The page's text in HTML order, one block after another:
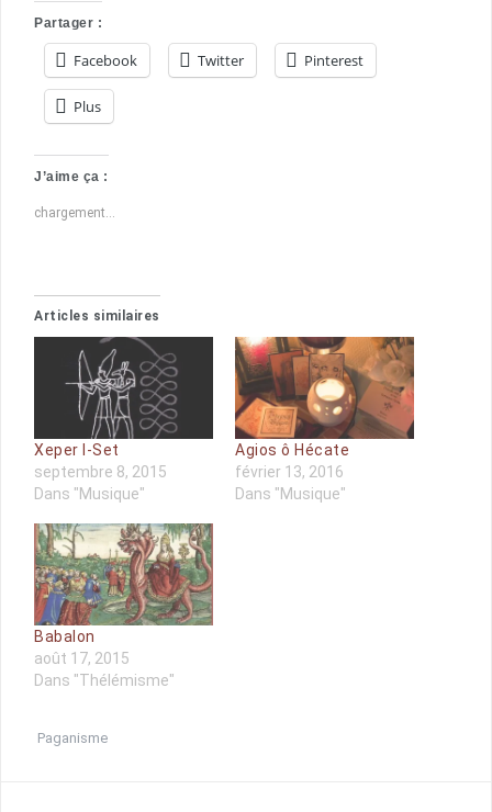
Partager :
Facebook Twitter Pinterest
Plus
J’aime ça :
chargement…
Articles similaires
Xeper I-Set
septembre 8, 2015
Dans "Musique"
Agios ô Hécate
février 13, 2016
Dans "Musique"
Babalon
août 17, 2015
Dans "Thélémisme"
Paganisme